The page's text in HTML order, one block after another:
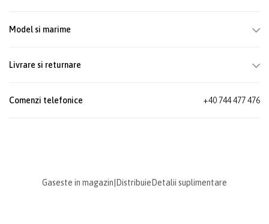
Model si marime
Livrare si returnare
Comenzi telefonice +40 744 477 476
Gaseste in magazin Distribuie Detalii suplimentare